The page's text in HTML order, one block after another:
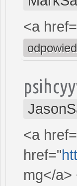
<a
<a
href="
mg</a>